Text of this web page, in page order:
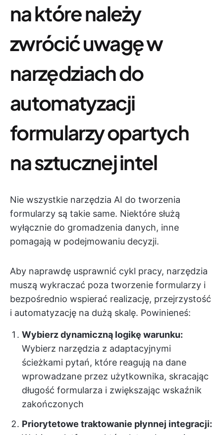
na które należy
zwrócić uwagę w
narzędziach do
automatyzacji
formularzy opartych
na sztucznej intel
Nie wszystkie narzędzia AI do tworzenia
formularzy są takie same. Niektóre służą
wyłącznie do gromadzenia danych, inne
pomagają w podejmowaniu decyzji.
Aby naprawdę usprawnić cykl pracy, narzędzia
muszą wykraczać poza tworzenie formularzy i
bezpośrednio wspierać realizację, przejrzystość
i automatyzację na dużą skalę. Powinieneś:
Wybierz dynamiczną logikę warunku:
Wybierz narzędzia z adaptacyjnymi
ścieżkami pytań, które reagują na dane
wprowadzane przez użytkownika, skracając
długość formularza i zwiększając wskaźnik
zakończonych
Priorytetowe traktowanie płynnej integracji: